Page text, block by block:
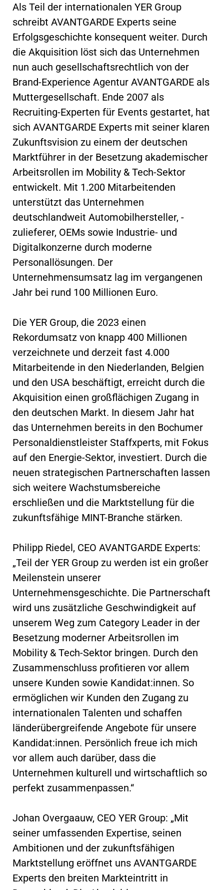
Als Teil der internationalen YER Group
schreibt AVANTGARDE Experts seine
Erfolgsgeschichte konsequent weiter. Durch
die Akquisition löst sich das Unternehmen
nun auch gesellschaftsrechtlich von der
Brand-Experience Agentur AVANTGARDE als
Muttergesellschaft. Ende 2007 als
Recruiting-Experten für Events gestartet, hat
sich AVANTGARDE Experts mit seiner klaren
Zukunftsvision zu einem der deutschen
Marktführer in der Besetzung akademischer
Arbeitsrollen im Mobility & Tech-Sektor
entwickelt. Mit 1.200 Mitarbeitenden
unterstützt das Unternehmen
deutschlandweit Automobilhersteller, -
zulieferer, OEMs sowie Industrie- und
Digitalkonzerne durch moderne
Personallösungen. Der
Unternehmensumsatz lag im vergangenen
Jahr bei rund 100 Millionen Euro.
Die YER Group, die 2023 einen
Rekordumsatz von knapp 400 Millionen
verzeichnete und derzeit fast 4.000
Mitarbeitende in den Niederlanden, Belgien
und den USA beschäftigt, erreicht durch die
Akquisition einen großflächigen Zugang in
den deutschen Markt. In diesem Jahr hat
das Unternehmen bereits in den Bochumer
Personaldienstleister Staffxperts, mit Fokus
auf den Energie-Sektor, investiert. Durch die
neuen strategischen Partnerschaften lassen
sich weitere Wachstumsbereiche
erschließen und die Marktstellung für die
zukunftsfähige MINT-Branche stärken.
Philipp Riedel, CEO AVANTGARDE Experts:
„Teil der YER Group zu werden ist ein großer
Meilenstein unserer
Unternehmensgeschichte. Die Partnerschaft
wird uns zusätzliche Geschwindigkeit auf
unserem Weg zum Category Leader in der
Besetzung moderner Arbeitsrollen im
Mobility & Tech-Sektor bringen. Durch den
Zusammenschluss profitieren vor allem
unsere Kunden sowie Kandidat:innen. So
ermöglichen wir Kunden den Zugang zu
internationalen Talenten und schaffen
länderübergreifende Angebote für unsere
Kandidat:innen. Persönlich freue ich mich
vor allem auch darüber, dass die
Unternehmen kulturell und wirtschaftlich so
perfekt zusammenpassen.“
Johan Overgaauw, CEO YER Group: „Mit
seiner umfassenden Expertise, seinen
Ambitionen und der zukunftsfähigen
Marktstellung eröffnet uns AVANTGARDE
Experts den breiten Markteintritt in